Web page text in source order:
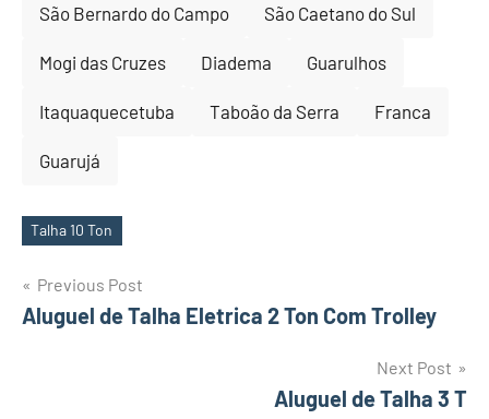
São Bernardo do Campo São Caetano do Sul
Mogi das Cruzes Diadema Guarulhos
Itaquaquecetuba Taboão da Serra Franca
Guarujá
Tags
Talha 10 Ton
Post
navigation
Previous Post
Aluguel de Talha Eletrica 2 Ton Com Trolley
Next Post
Aluguel de Talha 3 T